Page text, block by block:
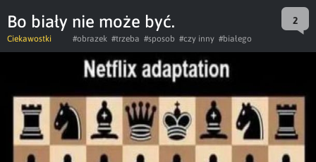
Bo biały nie może być. 2
Ciekawostki #obrazek #trzeba #sposob #czy inny #białego